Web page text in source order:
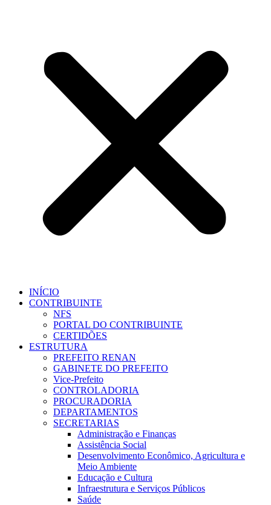
INÍCIO
CONTRIBUINTE
NFS
PORTAL DO CONTRIBUINTE
CERTIDÕES
ESTRUTURA
PREFEITO RENAN
GABINETE DO PREFEITO
Vice-Prefeito
CONTROLADORIA
PROCURADORIA
DEPARTAMENTOS
SECRETARIAS
Administração e Finanças
Assistência Social
Desenvolvimento Econômico, Agricultura e
Meio Ambiente
Educação e Cultura
Infraestrutura e Serviços Públicos
Saúde